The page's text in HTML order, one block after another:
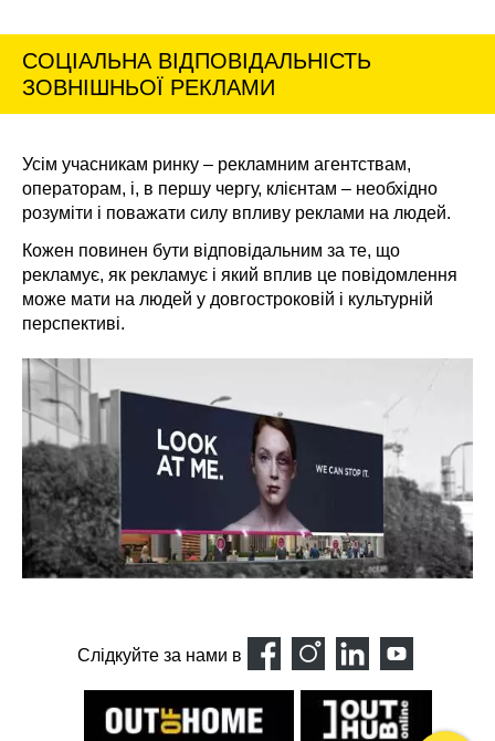
СОЦІАЛЬНА ВІДПОВІДАЛЬНІСТЬ
ЗОВНІШНЬОЇ РЕКЛАМИ
Усім учасникам ринку – рекламним агентствам,
операторам, і, в першу чергу, клієнтам – необхідно
розуміти і поважати силу впливу реклами на людей.
Кожен повинен бути відповідальним за те, що
рекламує, як рекламує і який вплив це повідомлення
може мати на людей у довгостроковій і культурній
перспективі.
Слідкуйте за нами в